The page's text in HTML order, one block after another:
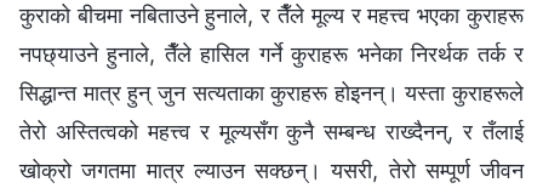
कुराको बीचमा नबिताउने हुनाले, र तैँले मूल्य र महत्त्व भएका कुराहरू
नपछ्याउने हुनाले, तैँले हासिल गर्ने कुराहरू भनेका निरर्थक तर्क र
सिद्धान्त मात्र हुन् जुन सत्यताका कुराहरू होइनन्‌। यस्ता कुराहरूले
तेरो अस्तित्वको महत्त्व र मूल्यसँग कुनै सम्बन्ध राख्दैनन्‌, र तँलाई
खोक्रो जगतमा मात्र ल्याउन सक्छन्‌। यसरी, तेरो सम्पूर्ण जीवन